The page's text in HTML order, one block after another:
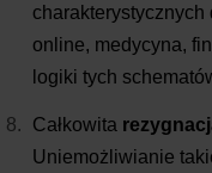
online, medycyna,
logiki tych
Całkowita
Uniemożliwianie